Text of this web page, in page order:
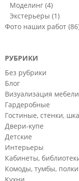
Моделинг (4)
Экстерьеры (1)
Фото наших работ
РУБРИКИ
Без рубрики
Блог
Визуализация мебели
Гардеробные
Гостиные, стенки,
Двери-купе
Детские
Интерьеры
Кабинеты,
Комоды, тумбы, полки